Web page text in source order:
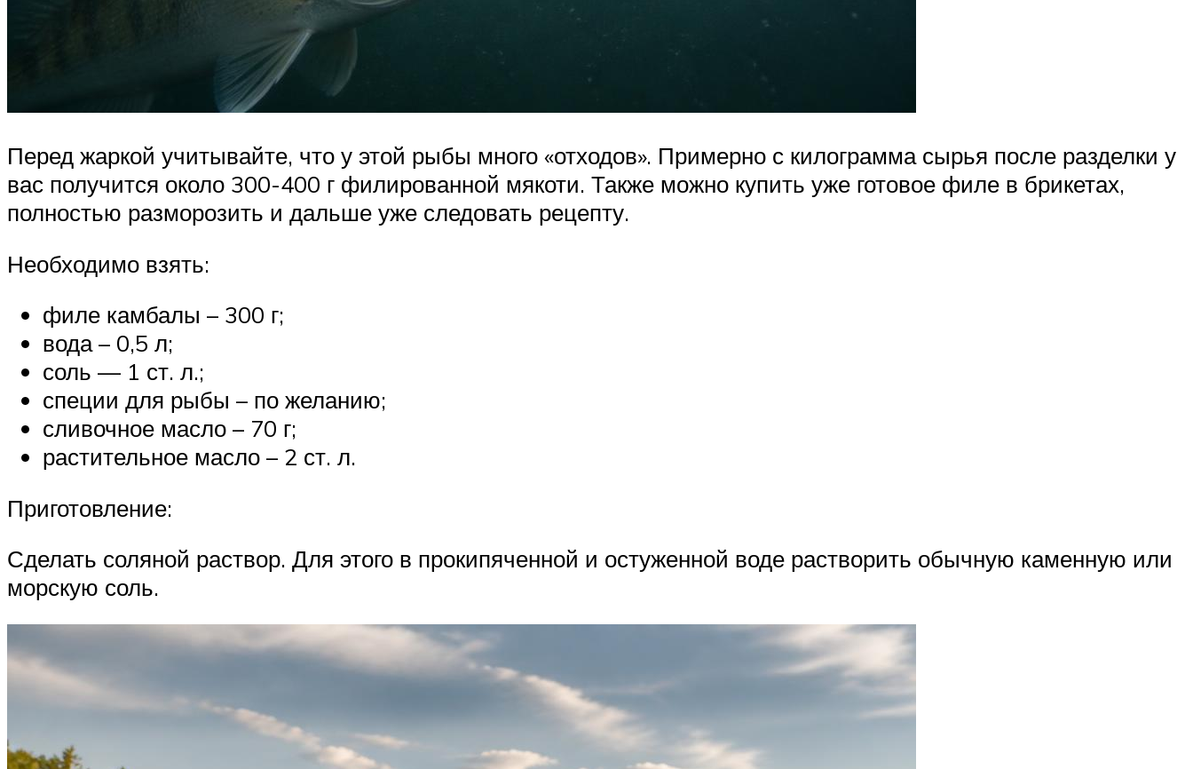
Перед жаркой учитывайте, что у этой рыбы много «отходов». Примерно с килограмма сырья после разделки у
вас получится около 300-400 г филированной мякоти. Также можно купить уже готовое филе в брикетах,
полностью разморозить и дальше уже следовать рецепту.
Необходимо взять:
филе камбалы – 300 г;
вода – 0,5 л;
соль — 1 ст. л.;
специи для рыбы – по желанию;
сливочное масло – 70 г;
растительное масло – 2 ст. л.
Приготовление:
Сделать соляной раствор. Для этого в прокипяченной и остуженной воде растворить обычную каменную или
морскую соль.